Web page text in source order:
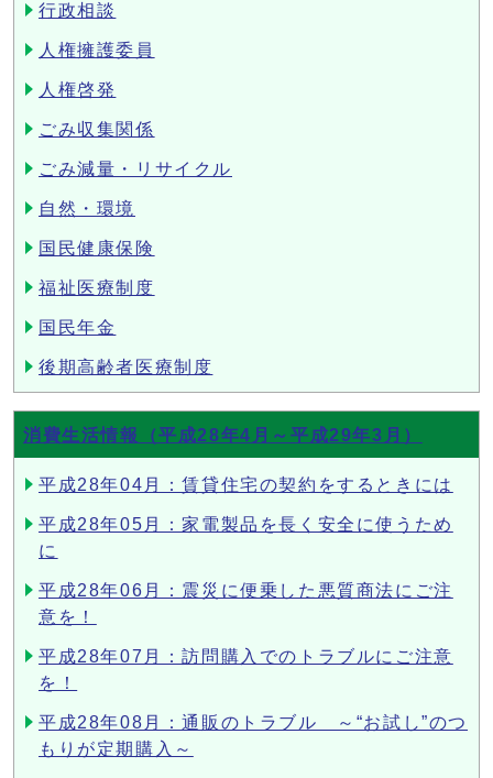
行政相談
人権擁護委員
人権啓発
ごみ収集関係
ごみ減量・リサイクル
自然・環境
国民健康保険
福祉医療制度
国民年金
後期高齢者医療制度
消費生活情報（平成28年4月～平成29年3月）
平成28年04月：賃貸住宅の契約をするときには
平成28年05月：家電製品を長く安全に使うため
に
平成28年06月：震災に便乗した悪質商法にご注
意を！
平成28年07月：訪問購入でのトラブルにご注意
を！
平成28年08月：通販のトラブル ～“お試し”のつ
もりが定期購入～